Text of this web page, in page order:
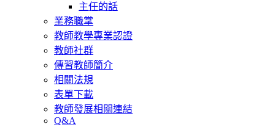
主任的話
業務職掌
教師教學專業認證
教師社群
傳習教師簡介
相關法規
表單下載
教師發展相關連結
Q&A